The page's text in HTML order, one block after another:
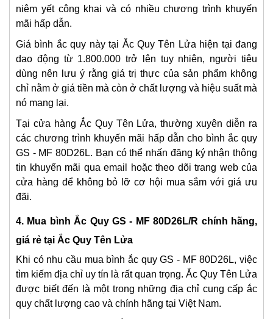
niêm yết công khai và có nhiều chương trình khuyến
mãi hấp dẫn.
Giá bình ắc quy này tại Ắc Quy Tên Lửa hiện tại đang
dao động từ 1.800.000 trở lên tuy nhiên, người tiêu
dùng nên lưu ý rằng giá trị thực của sản phẩm không
chỉ nằm ở giá tiền mà còn ở chất lượng và hiệu suất mà
nó mang lại.
Tại cửa hàng Ắc Quy Tên Lửa, thường xuyên diễn ra
các chương trình khuyến mãi hấp dẫn cho bình ắc quy
GS - MF 80D26L. Bạn có thể nhấn đăng ký nhận thông
tin khuyến mãi qua email hoặc theo dõi trang web của
cửa hàng để không bỏ lỡ cơ hội mua sắm với giá ưu
đãi.
4. Mua bình Ắc Quy GS - MF 80D26L/R chính hãng,
giá rẻ tại Ắc Quy Tên Lửa
Khi có nhu cầu mua bình ắc quy GS - MF 80D26L, việc
tìm kiếm địa chỉ uy tín là rất quan trọng. Ắc Quy Tên Lửa
được biết đến là một trong những địa chỉ cung cấp ắc
quy chất lượng cao và chính hãng tại Việt Nam.